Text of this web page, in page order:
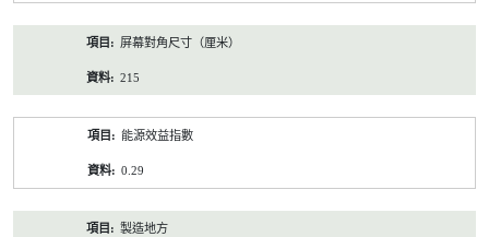
屏幕對角尺寸（厘米）
215
能源效益指數
0.29
製造地方